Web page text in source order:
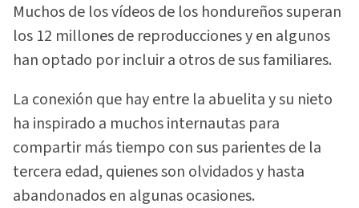
Muchos de los vídeos de los hondureños superan
los 12 millones de reproducciones y en algunos
han optado por incluir a otros de sus familiares.
La conexión que hay entre la abuelita y su nieto
ha inspirado a muchos internautas para
compartir más tiempo con sus parientes de la
tercera edad, quienes son olvidados y hasta
abandonados en algunas ocasiones.